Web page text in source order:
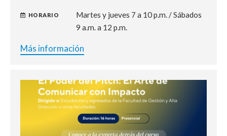
HORARIO
Martes y jueves 7 a 10 p.m. / Sábados
9 a.m. a 12 p.m.
Más información